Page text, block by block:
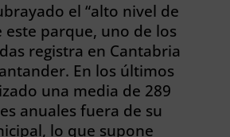
el “alto nivel de
este parque, uno de los
registra en Cantabria
En los últimos
una media de 289
anuales fuera de su
lo que supone